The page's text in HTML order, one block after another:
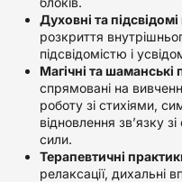
Духовні та
розкриття
підсвідомістю і
Магічні та шаманські
спрямовані на
роботу зі стихіями,
відновлення зв’язку
сили.
Терапевтичні
релаксації, дихальні